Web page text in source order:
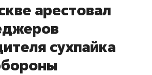
арестовал
сухпайка